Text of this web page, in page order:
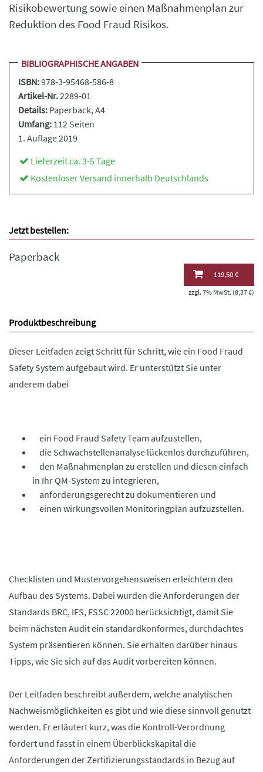
Risikobewertung sowie einen Maßnahmenplan zur
Reduktion des Food Fraud Risikos.
BIBLIOGRAPHISCHE ANGABEN
ISBN:978-3-95468-586-8
Artikel-Nr.2289-01
Details: Paperback, A4
Umfang: 112 Seiten
1. Auflage 2019
Lieferzeit ca. 3-5 Tage
Kostenloser Versand innerhalb Deutschlands
Jetzt bestellen:
Paperback
119,50 €
zzgl. 7% MwSt. (8,37 €)
Produktbeschreibung
Dieser Leitfaden zeigt Schritt für Schritt, wie ein Food Fraud
Safety System aufgebaut wird. Er unterstützt Sie unter
anderem dabei
ein Food Fraud Safety Team aufzustellen,
die Schwachstellenanalyse lückenlos durchzuführen,
den Maßnahmenplan zu erstellen und diesen einfach
in Ihr QM-System zu integrieren,
anforderungsgerecht zu dokumentieren und
einen wirkungsvollen Monitoringplan aufzuzstellen.
Checklisten und Mustervorgehensweisen erleichtern den
Aufbau des Systems. Dabei wurden die Anforderungen der
Standards BRC, IFS, FSSC 22000 berücksichtigt, damit Sie
beim nächsten Audit ein standardkonformes, durchdachtes
System präsentieren können. Sie erhalten darüber hinaus
Tipps, wie Sie sich auf das Audit vorbereiten können.
Der Leitfaden beschreibt außerdem, welche analytischen
Nachweismöglichkeiten es gibt und wie diese sinnvoll genutzt
werden. Er erläutert kurz, was die Kontroll-Verordnung
fordert und fasst in einem Überblickskapital die
Anforderungen der Zertifizierungsstandards in Bezug auf